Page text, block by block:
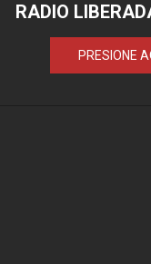
RADIO
PRESIONE